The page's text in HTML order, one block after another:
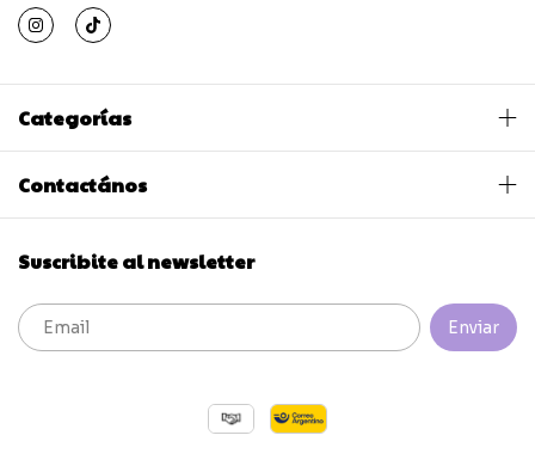
Categorías
Contactános
Suscribite al newsletter